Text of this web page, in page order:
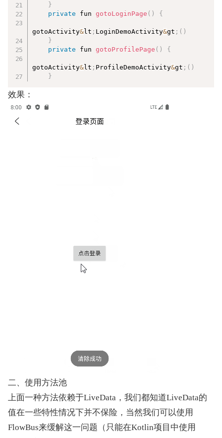
}
private fun gotoLoginPage ( ) {
gotoActivity&lt ; LoginDemoActivity&gt ; ( )
}
private fun gotoProfilePage ( ) {
gotoActivity&lt ; ProfileDemoActivity&gt ; ( )
}
效果：
二、使用方法池
上面一种方法依赖于LiveData，我们都知道LiveData的
值在一些特性情况下并不保险，当然我们可以使用
FlowBus来缓解这一问题（只能在Kotlin项目中使用